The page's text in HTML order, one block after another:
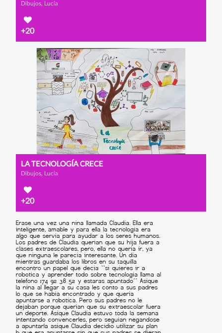
Dibujos, Lucía
+20
LA TECNOLOGÍA CRECE
Dibujos, Lucía
+20